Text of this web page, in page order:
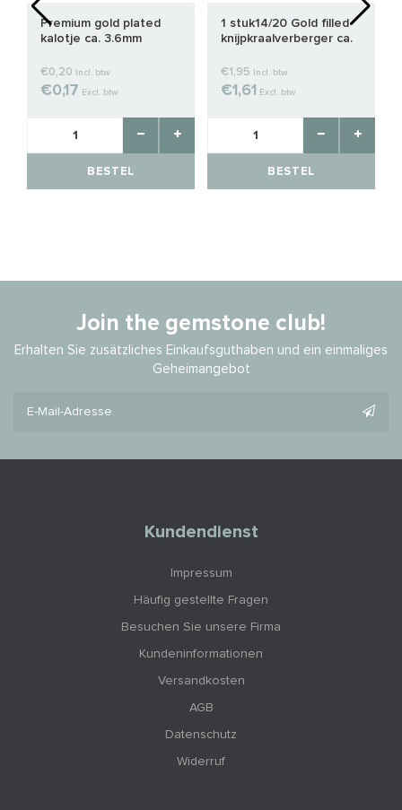
Premium gold plated
kalotje ca. 3.6mm
€0,20 Incl. btw
€0,17 Excl. btw
BESTEL
1 stuk14/20 Gold filled
knijpkraalverberger ca.
€1,95 Incl. btw
€1,61 Excl. btw
BESTEL
Join the gemstone club!
Erhalten Sie zusätzliches Einkaufsguthaben und ein einmaliges
Geheimangebot
Kundendienst
Impressum
Häufig gestellte Fragen
Besuchen Sie unsere Firma
Kundeninformationen
Versandkosten
AGB
Datenschutz
Widerruf